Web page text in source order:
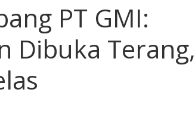
PT GMI:
Dibuka Terang,